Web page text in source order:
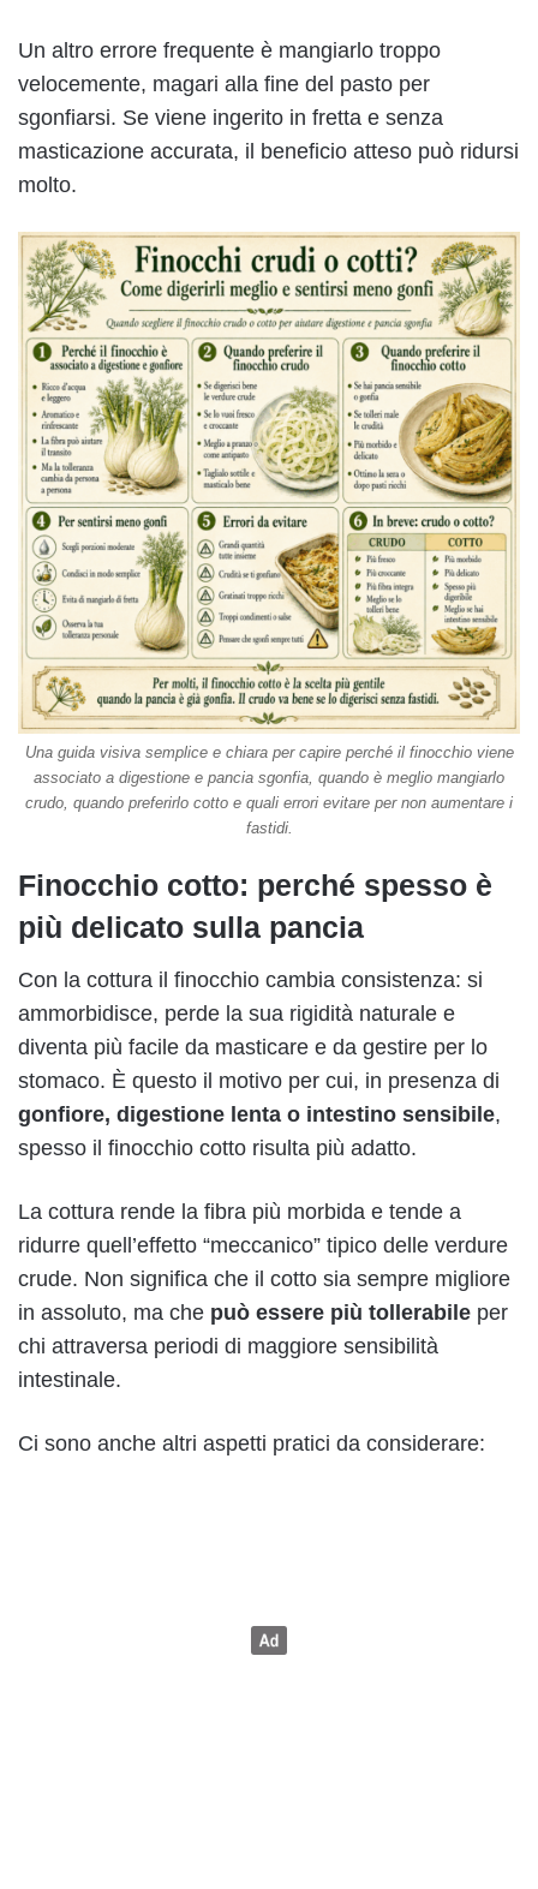
Un altro errore frequente è mangiarlo troppo
velocemente, magari alla fine del pasto per
sgonfiarsi. Se viene ingerito in fretta e senza
masticazione accurata, il beneficio atteso può ridursi
molto.
Una guida visiva semplice e chiara per capire perché il finocchio viene
associato a digestione e pancia sgonfia, quando è meglio mangiarlo
crudo, quando preferirlo cotto e quali errori evitare per non aumentare i
fastidi.
Finocchio cotto: perché spesso è
più delicato sulla pancia
Con la cottura il finocchio cambia consistenza: si
ammorbidisce, perde la sua rigidità naturale e
diventa più facile da masticare e da gestire per lo
stomaco. È questo il motivo per cui, in presenza di
gonfiore, digestione lenta o intestino sensibile,
spesso il finocchio cotto risulta più adatto.
La cottura rende la fibra più morbida e tende a
ridurre quell’effetto “meccanico” tipico delle verdure
crude. Non significa che il cotto sia sempre migliore
in assoluto, ma che può essere più tollerabile per
chi attraversa periodi di maggiore sensibilità
intestinale.
Ci sono anche altri aspetti pratici da considerare: